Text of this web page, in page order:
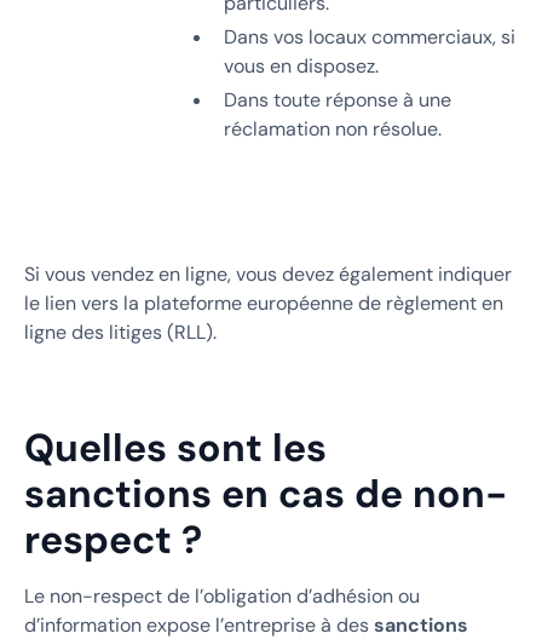
Dans vos locaux commerciaux, si
vous en disposez.
Dans toute réponse à une
réclamation non résolue.
Si vous vendez en ligne, vous devez également indiquer
le lien vers la plateforme européenne de règlement en
ligne des litiges (RLL).
Quelles sont les
sanctions en cas de non-
respect ?
Le non-respect de l’obligation d’adhésion ou
d’information expose l’entreprise à dessanctions